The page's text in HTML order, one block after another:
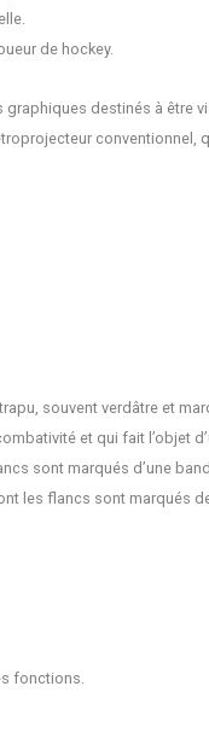
de hockey.
destinés à être
conventionnel,
souvent verdâtre et
et qui fait l’objet
sont marqués d’une
les flancs sont marqués
fonctions.